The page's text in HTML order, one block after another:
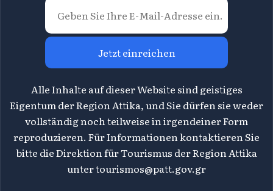
Jetzt einreichen
Alle Inhalte auf dieser Website sind geistiges
Eigentum der Region Attika, und Sie dürfen sie weder
vollständig noch teilweise in irgendeiner Form
reproduzieren. Für Informationen kontaktieren Sie
bitte die Direktion für Tourismus der Region Attika
untertourismos@patt.gov.gr